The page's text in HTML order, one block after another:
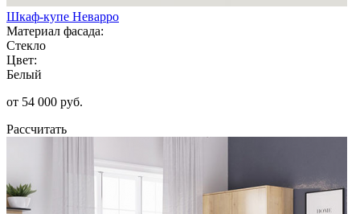
Шкаф-купе Неварро
Материал фасада:
Стекло
Цвет:
Белый
от 54 000 руб.
Рассчитать